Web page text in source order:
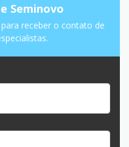
Seminovo
receber o contato de